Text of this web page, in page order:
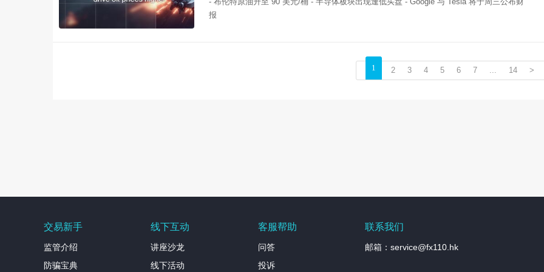
报
1 2 3 4 5 6 7 ... 14 >
交易新手
监管介绍
防骗宝典
线下互动
讲座沙龙
线下活动
客服帮助
问答
投诉
联系我们
邮箱：service@fx110.hk